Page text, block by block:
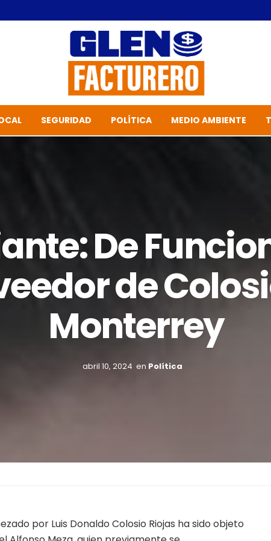
SEGURIDAD POLÍTICA MEDIO AMBIENTE
De
de
Monterrey
abril 10, 2024 en Política
por Luis Donaldo Colosio Riojas ha sido objeto